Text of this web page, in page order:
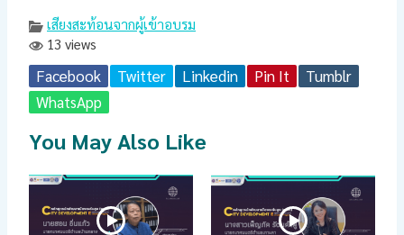
เสียงสะท้อนจากผู้เข้าอบรม
13 views
Facebook Twitter Linkedin Pin It
Tumblr
WhatsApp
You May Also Like